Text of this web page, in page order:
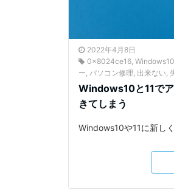
2022年4月8日
0x8024ce16, Windows10
ー, パソコン修理, 出来ない,
Windows10と11で
きてしまう
Windows10や11に新し